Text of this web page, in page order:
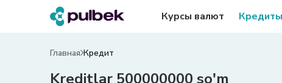
Курсы валют Кредиты
Главная Кредит
Kreditlar 500000000 so'm